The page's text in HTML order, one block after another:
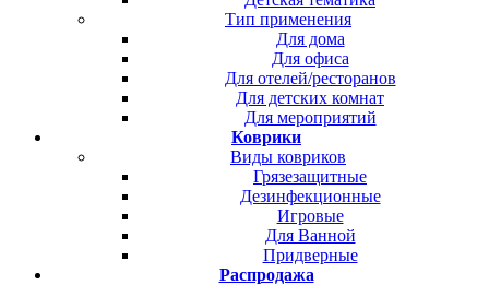
Тип применения
Для дома
Для офиса
Для отелей/ресторанов
Для детских комнат
Для мероприятий
Коврики
Виды ковриков
Грязезащитные
Дезинфекционные
Игровые
Для Ванной
Придверные
Распродажа